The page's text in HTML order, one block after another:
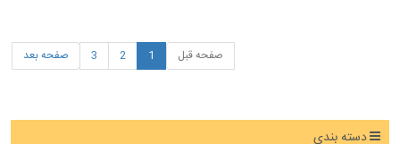
صفحه قبل 1
2
3 صفحه بعد
دسته بندی